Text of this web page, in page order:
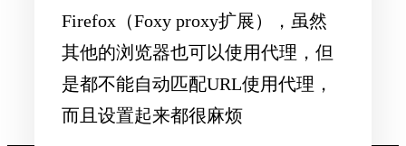
Firefox（Foxy proxy扩展），虽然
其他的浏览器也可以使用代理，但
是都不能自动匹配URL使用代理，
而且设置起来都很麻烦